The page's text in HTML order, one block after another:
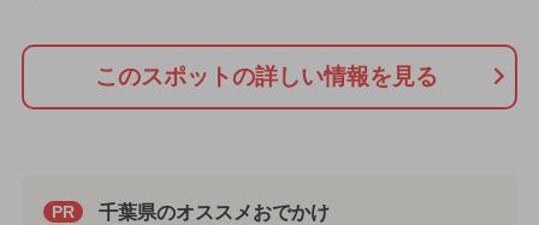
このスポットの詳しい情報を見る
PR 千葉県のオススメおでかけ